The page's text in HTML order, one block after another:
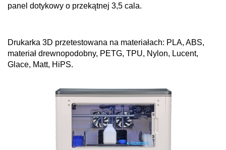
panel dotykowy o przekątnej 3,5 cala.
Drukarka 3D przetestowana na materiałach: PLA, ABS,
materiał drewnopodobny, PETG, TPU, Nylon, Lucent,
Glace, Matt, HiPS.